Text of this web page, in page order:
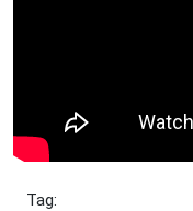
Tag: